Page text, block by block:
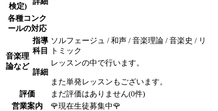
検定)
各種コンク
ールの対応
音楽理
論など
指導
科目
ソルフェージュ / 和声 / 音楽理論 / 音楽史 / リ
トミック
詳細
レッスンの中で行います。
また単発レッスンもございます。
評価
まだ評価はありません(0件)
営業案内
🌹現在生徒募集中🌹